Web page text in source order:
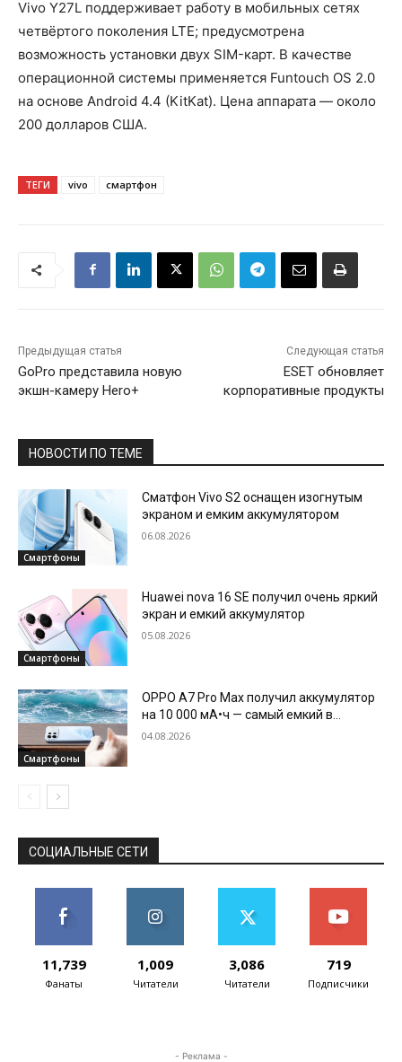
Vivo Y27L поддерживает работу в мобильных сетях
четвёртого поколения LTE; предусмотрена
возможность установки двух SIM-карт. В качестве
операционной системы применяется Funtouch OS 2.0
на основе Android 4.4 (KitKat). Цена аппарата — около
200 долларов США.
ТЕГИ vivo смартфон
Предыдущая статья
GoPro представила новую
экшн-камеру Hero+
Следующая статья
ESET обновляет
корпоративные продукты
НОВОСТИ ПО ТЕМЕ
Смартфоны
Сматфон Vivo S2 оснащен изогнутым
экраном и емким аккумулятором
06.08.2026
Смартфоны
Huawei nova 16 SE получил очень яркий
экран и емкий аккумулятор
05.08.2026
Смартфоны
OPPO A7 Pro Max получил аккумулятор
на 10 000 мА•ч — самый емкий в
истории бренда
04.08.2026
СОЦИАЛЬНЫЕ СЕТИ
11,739
Фанаты
1,009
Читатели
3,086
Читатели
719
Подписчики
- Реклама -